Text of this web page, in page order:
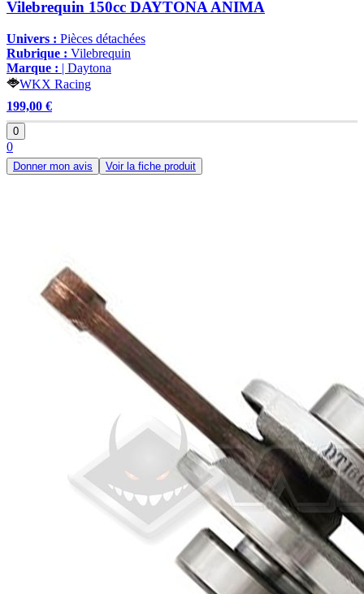
Vilebrequin 150cc DAYTONA ANIMA
Univers : Pièces détachées
Rubrique : Vilebrequin
Marque : | Daytona
WKX Racing
199,00 €
0
0
Donner mon avis Voir la fiche produit